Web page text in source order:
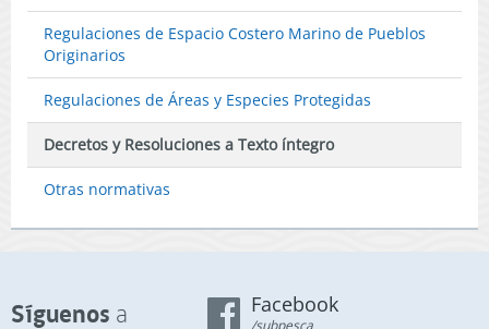
Regulaciones de Espacio Costero Marino de Pueblos
Originarios
Regulaciones de Áreas y Especies Protegidas
Decretos y Resoluciones a Texto íntegro
Otras normativas
Síguenos a
Facebook
/subpesca